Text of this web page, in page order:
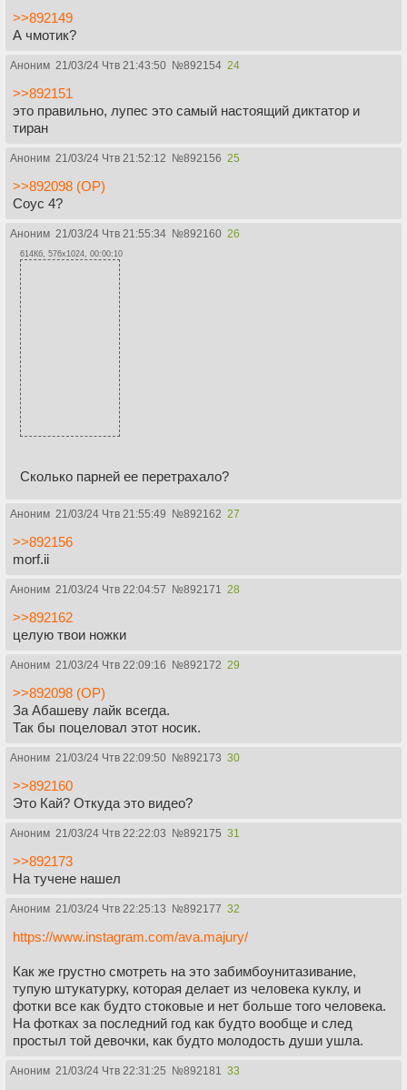
>>892149
А чмотик?
Аноним 21/03/24 Чтв 21:43:50 №892154 24
>>892151
это правильно, лупес это самый настоящий диктатор и
тиран
Аноним 21/03/24 Чтв 21:52:12 №892156 25
>>892098 (OP)
Соус 4?
Аноним 21/03/24 Чтв 21:55:34 №892160 26
614Кб, 576x1024, 00:00:10
Сколько парней ее перетрахало?
Аноним 21/03/24 Чтв 21:55:49 №892162 27
>>892156
morf.ii
Аноним 21/03/24 Чтв 22:04:57 №892171 28
>>892162
целую твои ножки
Аноним 21/03/24 Чтв 22:09:16 №892172 29
>>892098 (OP)
За Абашеву лайк всегда.
Так бы поцеловал этот носик.
Аноним 21/03/24 Чтв 22:09:50 №892173 30
>>892160
Это Кай? Откуда это видео?
Аноним 21/03/24 Чтв 22:22:03 №892175 31
>>892173
На тучене нашел
Аноним 21/03/24 Чтв 22:25:13 №892177 32
https://www.instagram.com/ava.majury/
Как же грустно смотреть на это забимбоунитазивание,
тупую штукатурку, которая делает из человека куклу, и
фотки все как будто стоковые и нет больше того человека.
На фотках за последний год как будто вообще и след
простыл той девочки, как будто молодость души ушла.
Аноним 21/03/24 Чтв 22:31:25 №892181 33